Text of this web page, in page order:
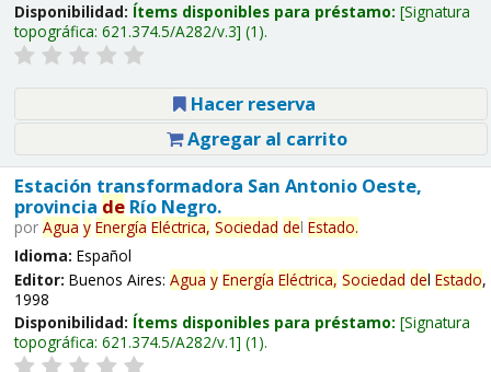
Disponibilidad: Ítems disponibles para préstamo: Signatura
topográfica: 621.374.5/A282/v.3 (1).
Hacer reserva
Agregar al carrito
Estación transformadora San Antonio Oeste,
provincia deRío Negro.
por Agua y Energía Eléctrica, Sociedad del Estado.
Idioma: Español
Editor: Buenos Aires: Agua y Energía Eléctrica, Sociedad del Estado,
1998
Disponibilidad: Ítems disponibles para préstamo: Signatura
topográfica: 621.374.5/A282/v.1 (1).